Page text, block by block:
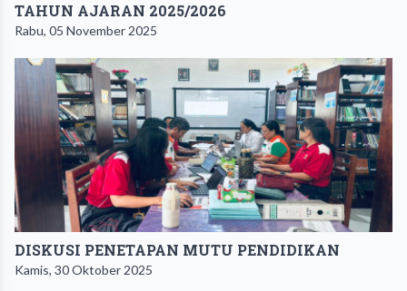
TAHUN AJARAN 2025/2026
Rabu, 05 November 2025
DISKUSI PENETAPAN MUTU PENDIDIKAN
Kamis, 30 Oktober 2025